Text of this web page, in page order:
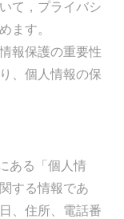
て，プライバシ
ます。
報保護の重要性
、個人情報の保
ある「個人情
する情報であ
、住所、電話番